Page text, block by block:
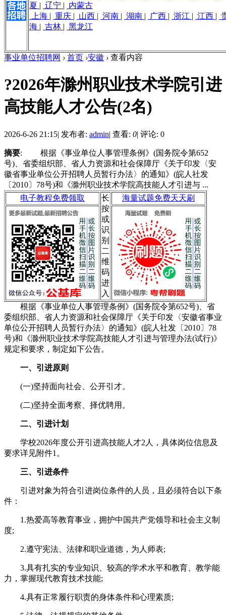
夏 | 辽宁 | 内蒙古
上海 | 重庆 | 山西 | 河南 | 湖南 | 广西 | 浙江 | 江西 |
海 | 吉林 | 黑龙江
事业单位招聘网 › 首页 ›安徽 › 查看内容
?2026年滁州职业技术学院引进
高技能人才公告(2名)
2026-6-26 21:15| 发布者: admin| 查看: 0| 评论: 0
摘要: 根据《事业单位人事管理条例》(国务院令第652
号)、省委组织部、省人力资源和社会保障厅《关于印发〈安
徽省事业单位公开招聘人员暂行办法〉的通知》(皖人社发
〔2010〕78号)和《滁州职业技术学院高技能人才引进与 ...
电子教程免费领取
长
按
或
识
别
二
维
码
进
入
海量试题免费天天刷
根据《事业单位人事管理条例》(国务院令第652号)、省
委组织部、省人力资源和社会保障厅《关于印发〈安徽省事业
单位公开招聘人员暂行办法〉的通知》(皖人社发〔2010〕78
号)和《滁州职业技术学院高技能人才引进与管理办法(试行)》
规定和要求，制定如下公告。
一、引进原则
(一)坚持面向社会、公开引才。
(二)坚持全面考察、择优聘用。
二、引进计划
学校2026年度公开引进高技能人才2人，具体岗位信息及
要求详见附件1。
三、引进条件
引进对象为符合引进岗位条件的人员，且必须符合以下条
件：
1.热爱高等教育事业，拥护中国共产党领导和社会主义制
度;
2.遵守宪法、法律和职业道德，为人师表;
3.具有扎实的专业知识、较高的学术水平和教育、教学能
力，掌握现代教育技术技能;
4.具有正常履行职责的身体条件和心理素质;